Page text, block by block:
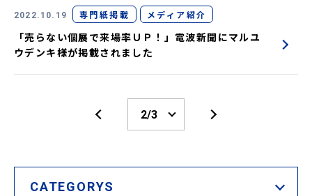
2022.10.19 専門紙掲載 メディア紹介
「売らない個展で来場率ＵＰ！」電波新聞にマルユ
ウデンキ様が掲載されました
CATEGORYS